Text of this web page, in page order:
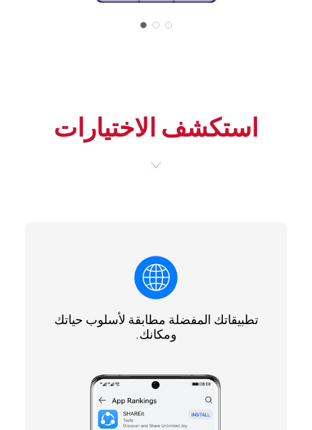
استكشف الاختيارات
تطبيقاتك المفضلة مطابقة لأسلوب حياتك
ومكانك.